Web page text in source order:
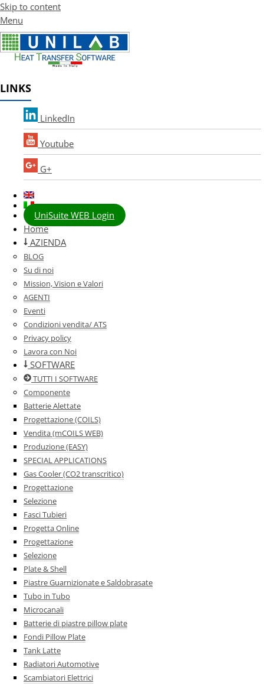
Skip to content
Menu
LINKS
LinkedIn
Youtube
G+
UniSuite WEB Login
Home
AZIENDA
BLOG
Su di noi
Mission, Vision e Valori
AGENTI
Eventi
Condizioni vendita/ ATS
Privacy policy
Lavora con Noi
SOFTWARE
TUTTI I SOFTWARE
Componente
Batterie Alettate
Progettazione (COILS)
Vendita (mCOILS WEB)
Produzione (EASY)
SPECIAL APPLICATIONS
Gas Cooler (CO2 transcritico)
Progettazione
Selezione
Fasci Tubieri
Progetta Online
Progettazione
Selezione
Plate & Shell
Piastre Guarnizionate e Saldobrasate
Tubo in Tubo
Microcanali
Batterie di piastre pillow plate
Fondi Pillow Plate
Tank Latte
Radiatori Automotive
Scambiatori Elettrici